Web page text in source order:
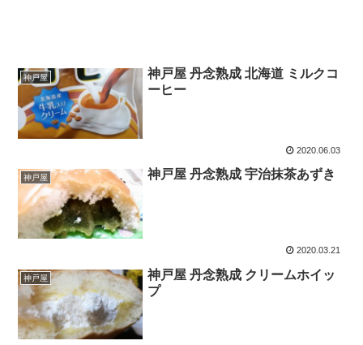
神戸屋
神戸屋 丹念熟成 北海道 ミルクコ
ーヒー
2020.06.03
神戸屋 神戸屋 丹念熟成 宇治抹茶あずき
2020.03.21
神戸屋
神戸屋 丹念熟成 クリームホイッ
プ